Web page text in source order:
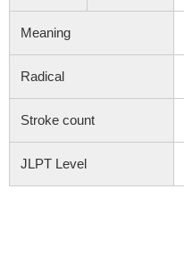
Meaning
Radical
Stroke count
JLPT Level